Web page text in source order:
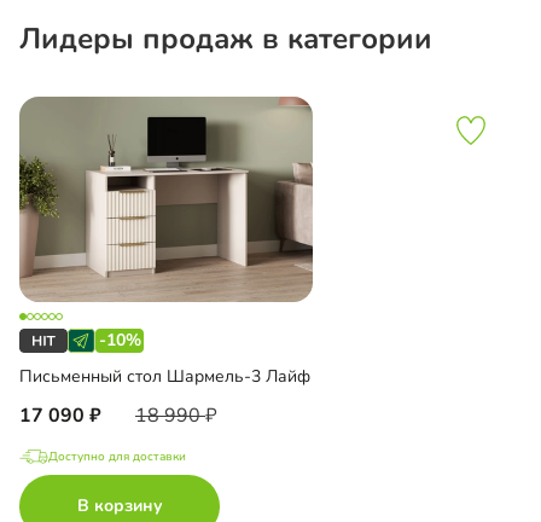
Лидеры продаж в категории
-10%
Письменный стол Шармель-3 Лайф
17 090 18 990
Доступно для доставки
В корзину